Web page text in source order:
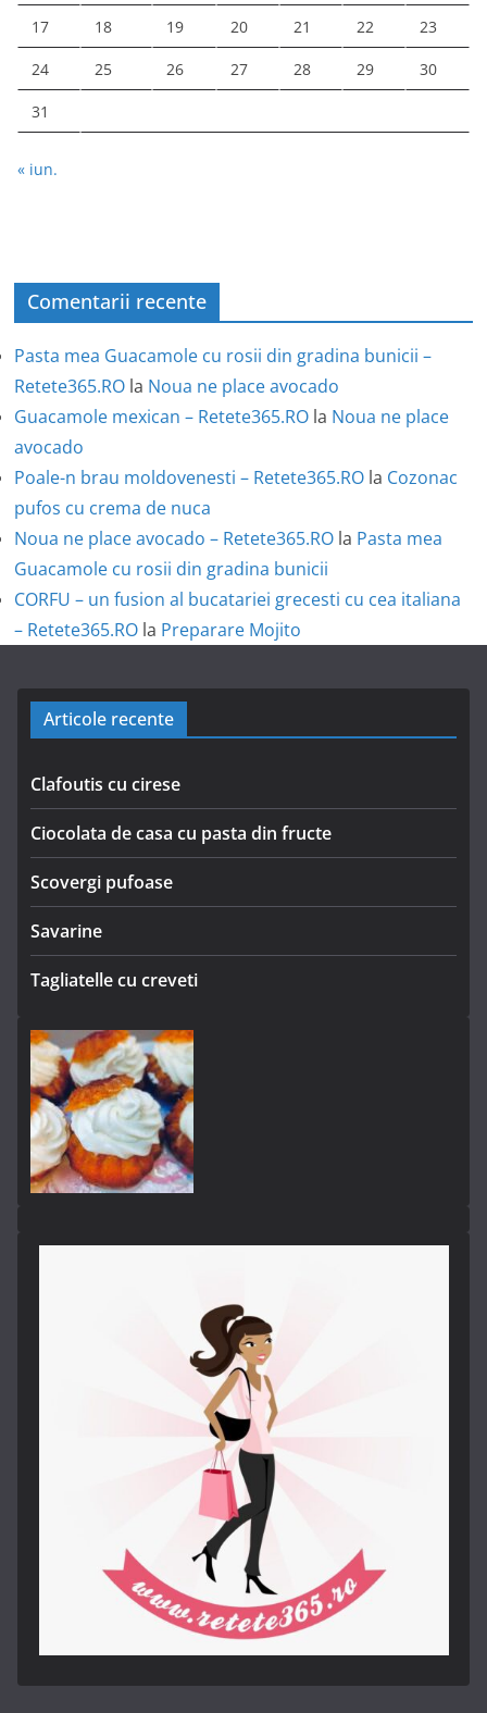
17 18 19 20 21 22 23
24 25 26 27 28 29 30
31
« iun.
Comentarii recente
Pasta mea Guacamole cu rosii din gradina bunicii –
Retete365.RO la Noua ne place avocado
Guacamole mexican – Retete365.RO la Noua ne place
avocado
Poale-n brau moldovenesti – Retete365.RO la Cozonac
pufos cu crema de nuca
Noua ne place avocado – Retete365.RO la Pasta mea
Guacamole cu rosii din gradina bunicii
CORFU – un fusion al bucatariei grecesti cu cea italiana
– Retete365.RO la Preparare Mojito
Articole recente
Clafoutis cu cirese
Ciocolata de casa cu pasta din fructe
Scovergi pufoase
Savarine
Tagliatelle cu creveti